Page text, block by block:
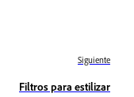
Siguiente
Filtros para estilizar